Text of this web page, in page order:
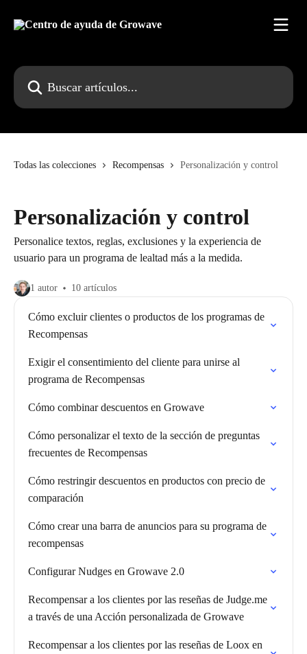
Buscar artículos...
Todas las colecciones Recompensas Personalización y control
Personalización y control
Personalice textos, reglas, exclusiones y la experiencia de
usuario para un programa de lealtad más a la medida.
1 autor 10 artículos
Cómo excluir clientes o productos de los programas de
Recompensas
Exigir el consentimiento del cliente para unirse al
programa de Recompensas
Cómo combinar descuentos en Growave
Cómo personalizar el texto de la sección de preguntas
frecuentes de Recompensas
Cómo restringir descuentos en productos con precio de
comparación
Cómo crear una barra de anuncios para su programa de
recompensas
Configurar Nudges en Growave 2.0
Recompensar a los clientes por las reseñas de Judge.me
a través de una Acción personalizada de Growave
Recompensar a los clientes por las reseñas de Loox en